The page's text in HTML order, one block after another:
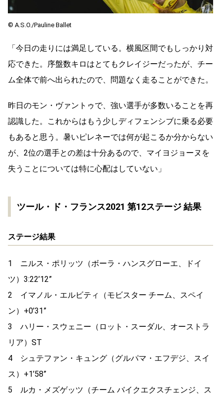
©︎ A.S.O./Pauline Ballet
「今日の走りには満足している。横風区間でもしっかり対
応できた。序盤数キロはとてもクレイジーだったが、チー
ム全体で前へ出られたので、問題なく走ることができた。
昨日のモン・ヴァントゥで、強い選手が多数いることを再
認識した。これからはもう少しディフェンシブに乗る必要
もあると思う。暑いピレネーでは何が起こるか分からない
が、 2位の選手との差は十分あるので、マイヨジョーヌを
失うことについては特に心配はしていない」
ツール・ド・フランス2021 第12ステージ 結果
ステージ結果
1 ニルス・ポリッツ（ボーラ・ハンスグローエ、ドイ
ツ）3:22’12”
2 イマノル・エルビティ（モビスター チーム、スペイ
ン）+0’31”
3 ハリー・スウェニー（ロット・スーダル、オーストラ
リア）ST
4 シュテファン・キュング（グルパマ・エフデジ、スイ
ス）+1’58”
5 ルカ・メズゲッツ（チーム バイクエクスチェンジ、ス